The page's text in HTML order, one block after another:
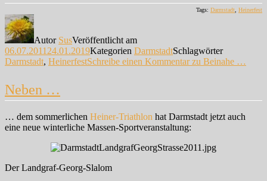
Tags: Darmstadt Heinerfest
Autor SusVeröffentlicht am
06.07.2011 24.01.2019Kategorien DarmstadtSchlagwörter
Darmstadt, HeinerfestSchreibe einen Kommentarzu Beinahe …
Neben …
… dem sommerlichen Heiner-Triathlon hat Darmstadt jetzt auch
eine neue winterliche Massen-Sportveranstaltung:
Der Landgraf-Georg-Slalom